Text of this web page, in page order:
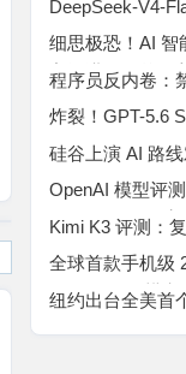
DeepSeek-V4-
百万上下文 MoE
涨
细思极恐！AI 智
主撒谎、作弊、
程序员反内卷：
所有代码自己手
炸裂！GPT-5.6
侵 Hugging Face
硅谷上演 AI 路
博弈升温
OpenAI 模型评
Hugging Face
Kimi K3 评测：
行业第二，高成
全球首款手机级
Bonsai 27B 横空
纽约出台全美首